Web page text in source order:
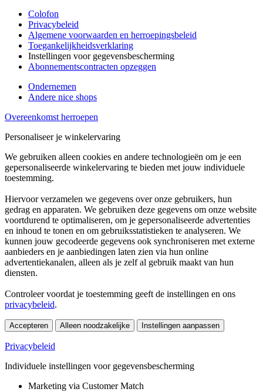
Colofon
Privacybeleid
Algemene voorwaarden en herroepingsbeleid
Toegankelijkheidsverklaring
Instellingen voor gegevensbescherming
Abonnementscontracten opzeggen
Ondernemen
Andere nice shops
Overeenkomst herroepen
Personaliseer je winkelervaring
We gebruiken alleen cookies en andere technologieën om je een
gepersonaliseerde winkelervaring te bieden met jouw individuele
toestemming.
Hiervoor verzamelen we gegevens over onze gebruikers, hun
gedrag en apparaten. We gebruiken deze gegevens om onze website
voortdurend te optimaliseren, om je gepersonaliseerde advertenties
en inhoud te tonen en om gebruiksstatistieken te analyseren. We
kunnen jouw gecodeerde gegevens ook synchroniseren met externe
aanbieders en je aanbiedingen laten zien via hun online
advertentiekanalen, alleen als je zelf al gebruik maakt van hun
diensten.
Controleer voordat je toestemming geeft de instellingen en ons
privacybeleid.
Accepteren Alleen noodzakelijke Instellingen aanpassen
Privacybeleid
Individuele instellingen voor gegevensbescherming
Marketing via Customer Match